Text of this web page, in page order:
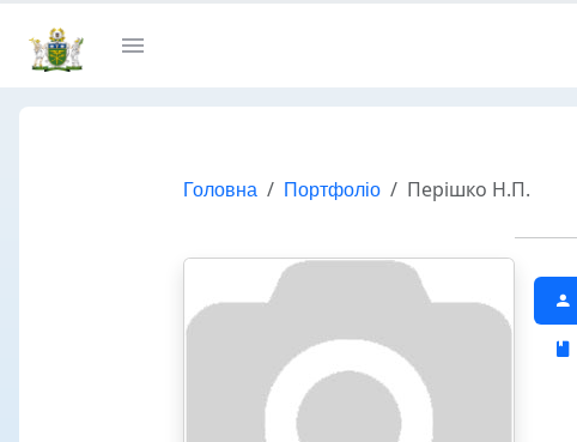
Головна Портфоліо Перішко Н.П.